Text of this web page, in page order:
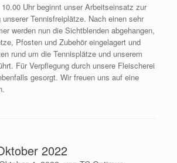
Uhr beginnt unser Arbeitseinsatz zur
Tennisfreiplätze. Nach einen sehr
werden nun die Sichtblenden abgehangen,
Pfosten und Zubehör eingelagert und
rund um die Tennisplätze und unserem
Für Verpflegung durch unsere Fleischerei
gesorgt. Wir freuen uns auf eine
2022